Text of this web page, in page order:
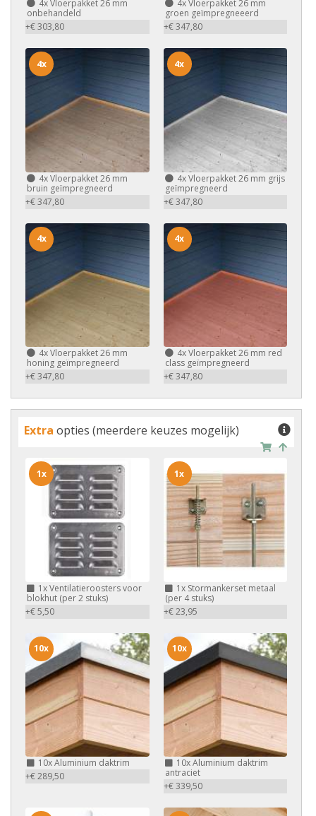
4xVloerpakket 26 mm
onbehandeld
+€ 303,80
4xVloerpakket 26 mm
groen geïmpregneeerd
+€ 347,80
4xVloerpakket 26 mm
bruin geïmpregneerd
+€ 347,80
4x
4xVloerpakket 26 mm grijs
geïmpregneerd
+€ 347,80
4x
4xVloerpakket 26 mm
honing geïmpregneerd
+€ 347,80
4x
4xVloerpakket 26 mm red
class geïmpregneerd
+€ 347,80
4x
Extra opties (meerdere keuzes mogelijk)
1xVentilatieroosters voor
blokhut (per 2 stuks)
+€ 5,50
1x
1xStormankerset metaal
(per 4 stuks)
+€ 23,95
1x
10xAluminium daktrim
+€ 289,50
10x
10xAluminium daktrim
antraciet
+€ 339,50
10x